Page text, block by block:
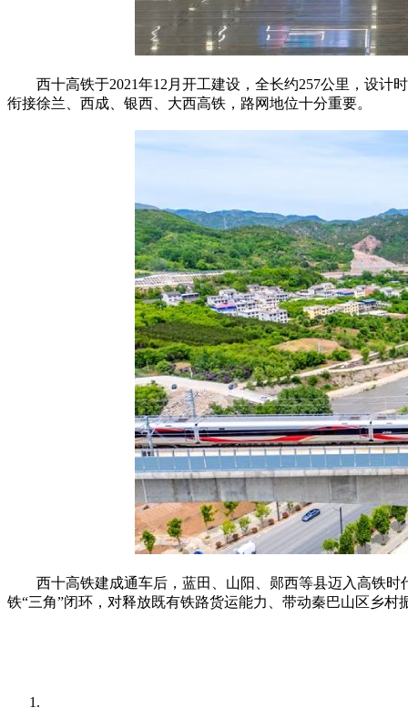
西十高铁于2021年12月开工建设，全长约257公里，设计
衔接徐兰、西成、银西、大西高铁，路网地位十分重要。
西十高铁建成通车后，蓝田、山阳、郧西等县迈入高铁时
铁“三角”闭环，对释放既有铁路货运能力、带动秦巴山区乡